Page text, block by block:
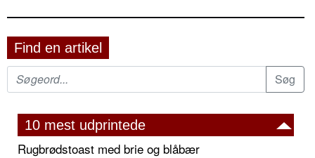
Find en artikel
10 mest udprintede
Rugbrødstoast med brie og blåbær